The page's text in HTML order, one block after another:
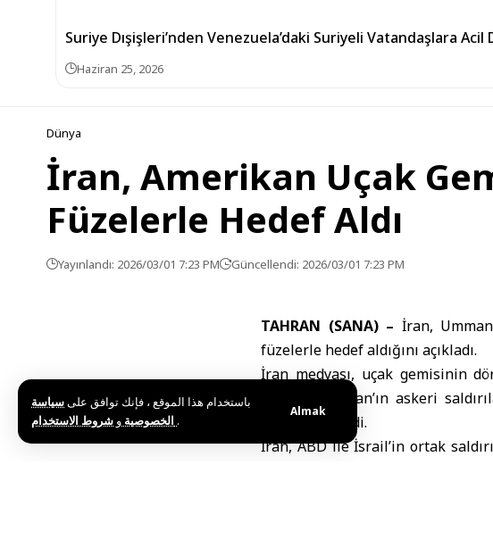
باستخدام هذا الموقع ، فإنك توافق علىسياسة
الخصوصية و .
Almak
Suriye Dışişleri’nden Venezuela’daki Suriyeli Vatandaşlara Acil
Haziran 25, 2026
Dünya
İran, Amerikan Uçak
Füzelerle Hedef Aldı
Yayınlandı: 2026/03/01 7:23 PM Güncellendi: 2026/03/01 7:23 PM
TAHRAN (SANA) – İran,
füzelerle hedef aldığını açıkladı.
İran medyası, uçak gemisinin
tarafından “İran’ın askeri
detay verilmedi.
İran, ABD ile İsrail’in ortak